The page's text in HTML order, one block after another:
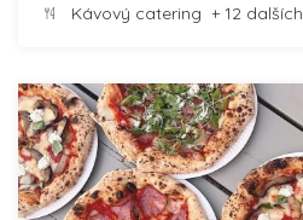
Kávový catering + 12 dalších